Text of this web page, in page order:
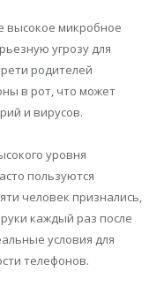
высокое микробное
угрозу для
родителей
в рот, что может
и вирусов.
уровня
пользуются
человек признались,
каждый раз после
условия для
телефонов.